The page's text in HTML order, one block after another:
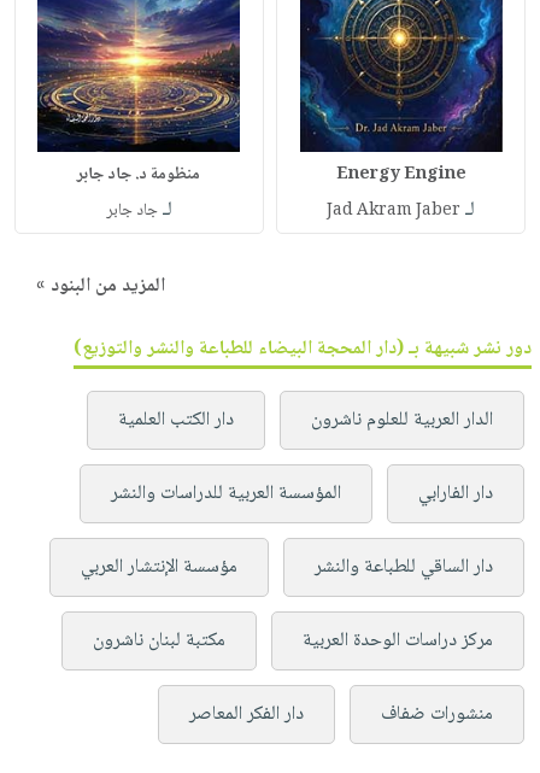
Energy Engine
لـ Jad Akram Jaber
منظومة د. جاد جابر
لـجاد جابر
المزيد من البنود »
دور نشر شبيهة بـ (دار المحجة البيضاء للطباعة والنشر والتوزيع)
الدار العربية للعلوم ناشرون دار الكتب العلمية
دار الفارابي المؤسسة العربية للدراسات والنشر
دار الساقي للطباعة والنشر مؤسسة الإنتشار العربي
مركز دراسات الوحدة العربية مكتبة لبنان ناشرون
منشورات ضفاف دار الفكر المعاصر